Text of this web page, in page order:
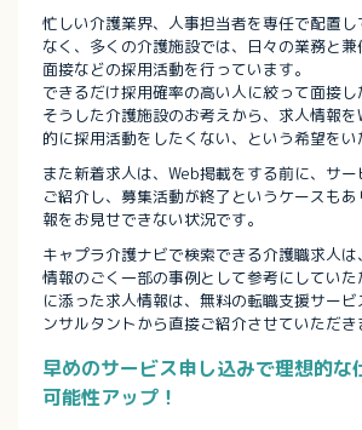
忙しい介護業界、人事担当者を専任で配置
なく、多くの介護施設では、日々の業務と
面接などの採用活動を行っています。
できるだけ採用確率の高い人に絞って面接し
そうした介護施設のお考えから、求人情報を
的に採用活動をしたくない、という希望をい
また新着求人は、Web掲載をする前に、サ
ご紹介し、募集活動が終了というケースも
報をお見せできない状況です。
キャプラ介護ナビで検索できる介護職求人
情報のごく一部の事例として参考にしてい
に添った求人情報は、無料の転職支援サー
ンサルタントから直接ご紹介させていただき
早めのサービス申し込みで理想的な
可能性アップ！